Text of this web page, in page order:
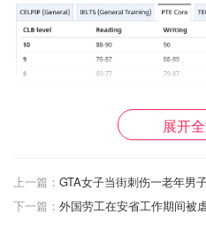
5项接受的语言测试
展开
上一篇：
下一篇：